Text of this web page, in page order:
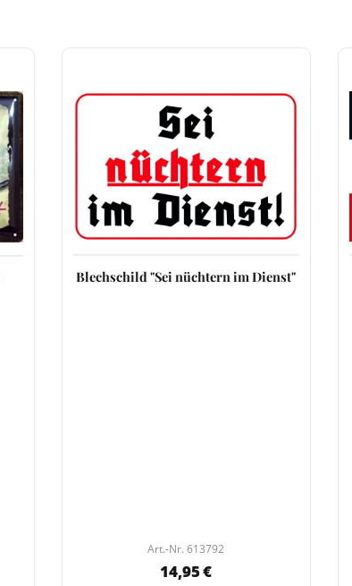
Blechschild "Sei nüchtern im Dienst"
Art.-Nr. 613792
14,95 €